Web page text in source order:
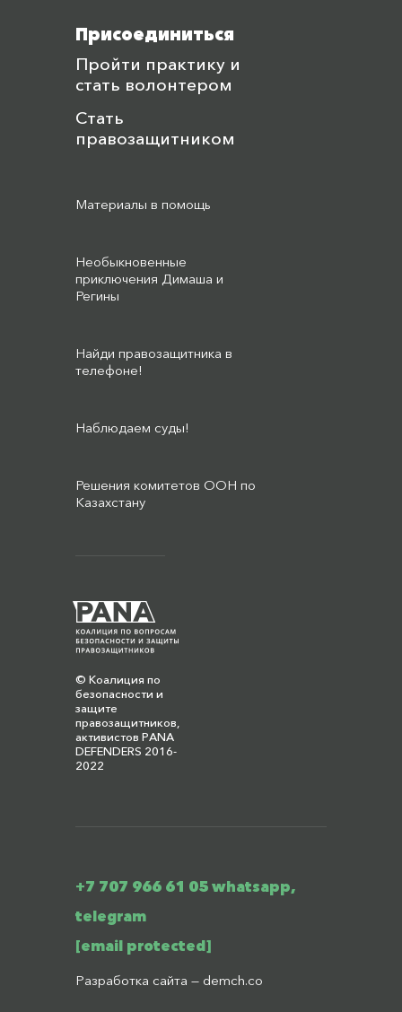
© Коалиция по
безопасности и
защите
правозащитников,
активистов PANA
DEFENDERS 2016-
2022
Присоединиться
Пройти практику и
стать волонтером
Стать
правозащитником
Материалы в помощь
Необыкновенные
приключения Димаша и
Регины
Найди правозащитника в
телефоне!
Наблюдаем суды!
Решения комитетов ООН по
Казахстану
+7 707 966 61 05 whatsapp,
telegram
[email protected]
Разработка сайта — demch.co